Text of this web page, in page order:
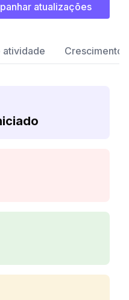
atualizações
atividade Crescimento